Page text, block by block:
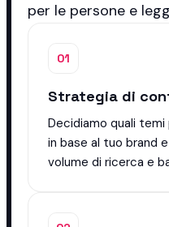
per le persone e
01
Strategia di
Decidiamo quali temi
in base al tuo brand
volume di ricerca e